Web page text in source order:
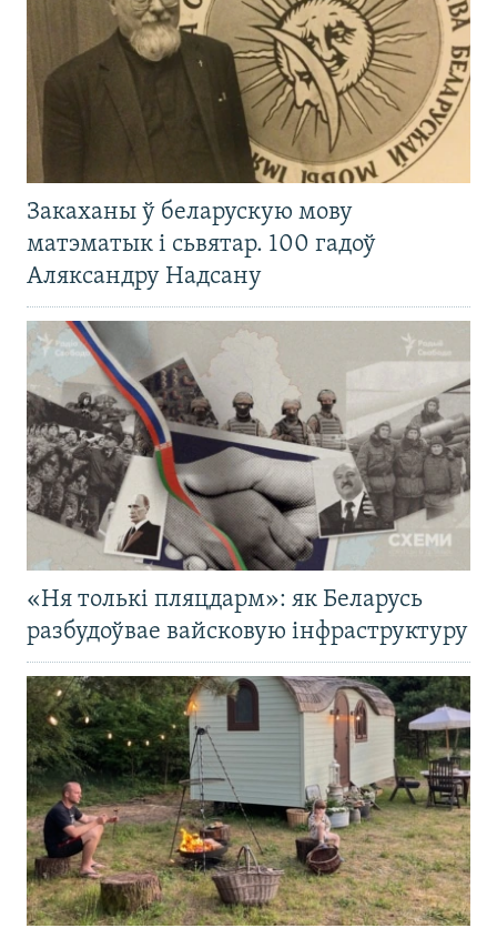
Закаханы ў беларускую мову
матэматык і сьвятар. 100 гадоў
Аляксандру Надсану
«Ня толькі пляцдарм»: як Беларусь
разбудоўвае вайсковую інфраструктуру